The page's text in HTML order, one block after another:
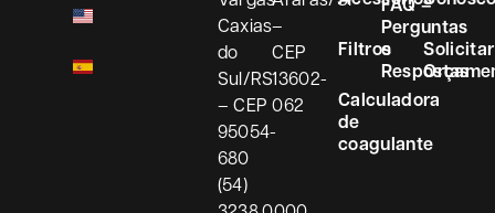
Caxias
do
Sul/RS
– CEP
95054-
680
(54)
–
CEP
13602-
062
Filtros
Calculadora
de
coagulante
Perguntas
e
Respostas
Solicitar